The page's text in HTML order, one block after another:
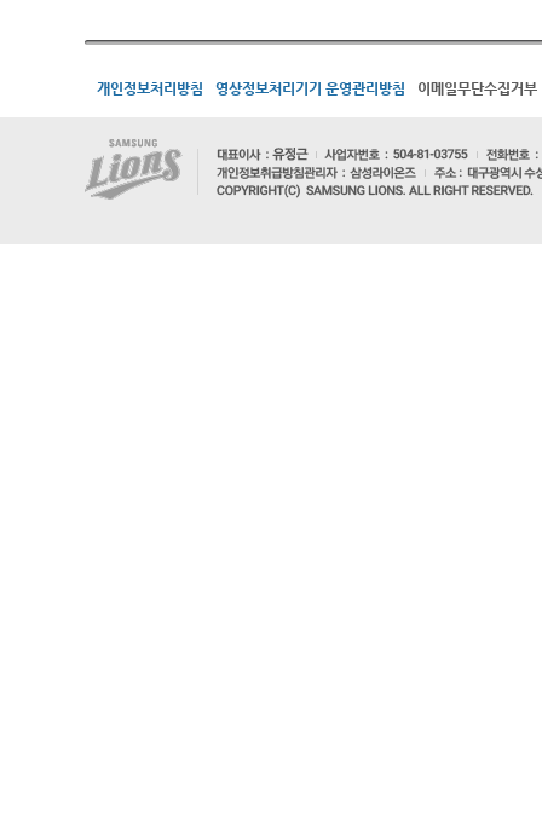
개인정보처리방침 영상정보처리기기 운영관리방침 이메일무단수집거부